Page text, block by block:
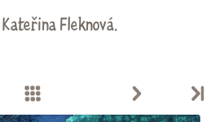
Kateřina Fleknová.